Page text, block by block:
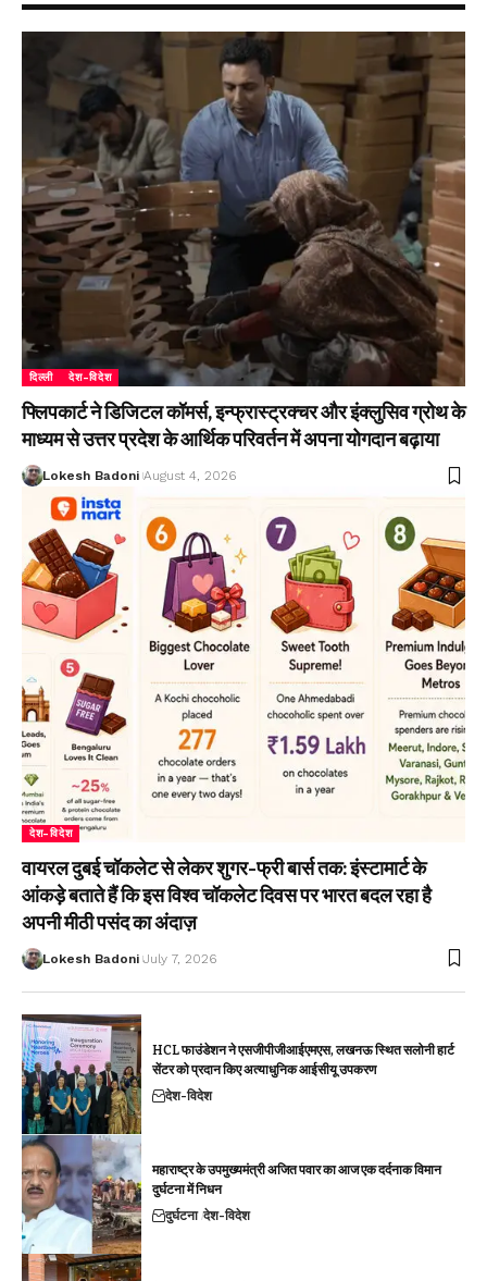
दिल्ली देश-विदेश
फ्लिपकार्ट ने डिजिटल कॉमर्स, इन्फ्रास्ट्रक्चर और इंक्लुसिव ग्रोथ के
माध्यम से उत्तर प्रदेश के आर्थिक परिवर्तन में अपना योगदान बढ़ाया
Lokesh Badoni August 4, 2026
देश-विदेश
वायरल दुबई चॉकलेट से लेकर शुगर-फ्री बार्स तक: इंस्टामार्ट के
आंकड़े बताते हैं कि इस विश्व चॉकलेट दिवस पर भारत बदल रहा है
अपनी मीठी पसंद का अंदाज़
Lokesh Badoni July 7, 2026
HCL फाउंडेशन ने एसजीपीजीआईएमएस, लखनऊ स्थित सलोनी हार्ट
सेंटर को प्रदान किए अत्याधुनिक आईसीयू उपकरण
देश-विदेश
महाराष्ट्र के उपमुख्यमंत्री अजित पवार का आज एक दर्दनाक विमान
दुर्घटना में निधन
दुर्घटना देश-विदेश